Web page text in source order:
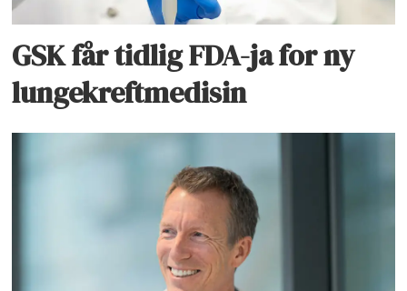
GSK får tidlig FDA-ja for ny
lungekreftmedisin